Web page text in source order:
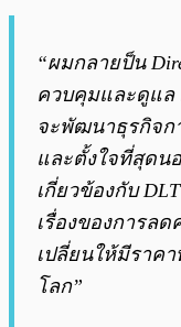
“ผมกลายป็น
ควบคุมและดูแล
จะพัฒนาธุรกิจก
และตั้งใจที่สุดน
เกี่ยวข้องกับ
เรื่องของการล
เปลี่ยนให้มีราค
โลก”